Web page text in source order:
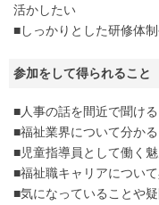
活かしたい
■しっかりとした研修体
参加をして得られること
■人事の話を間近で聞ける
■福祉業界について分か
■児童指導員として働く
■福祉職キャリアについ
■気になっていることや